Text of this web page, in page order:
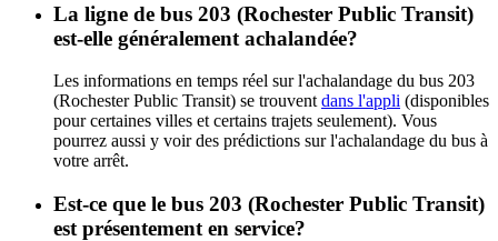
La ligne de bus 203 (Rochester Public Transit)
est-elle généralement achalandée?
Les informations en temps réel sur l'achalandage du bus 203
(Rochester Public Transit) se trouvent dans l'appli (disponibles
pour certaines villes et certains trajets seulement). Vous
pourrez aussi y voir des prédictions sur l'achalandage du bus à
votre arrêt.
Est-ce que le bus 203 (Rochester Public Transit)
est présentement en service?